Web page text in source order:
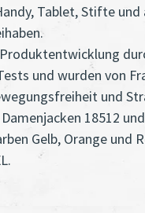
Tablet, Stifte und
und wurden von
und
18512
Gelb, Orange und